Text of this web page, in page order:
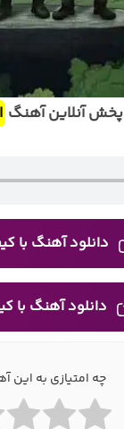
پخش آنلاین آهنگ
دانلود آهنگ با
دانلود آهنگ با
چه امتیازی به این